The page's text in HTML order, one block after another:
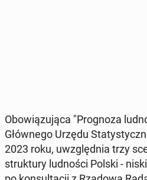
Obo­wią­zu­ją­ca "Pro­gno­za
Głów­ne­go Urzędu
2023 roku, uwzględ­nia trzy
struk­tu­ry lud­no­ści Polski -